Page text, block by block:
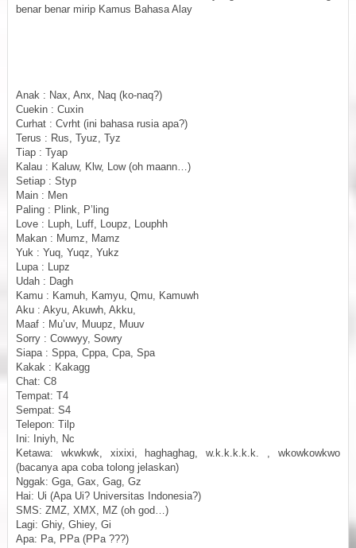
benar benar mirip Kamus Bahasa Alay
Anak : Nax, Anx, Naq (ko-naq?)
Cuekin : Cuxin
Curhat : Cvrht (ini bahasa rusia apa?)
Terus : Rus, Tyuz, Tyz
Tiap : Tyap
Kalau : Kaluw, Klw, Low (oh maann…)
Setiap : Styp
Main : Men
Paling : Plink, P’ling
Love : Luph, Luff, Loupz, Louphh
Makan : Mumz, Mamz
Yuk : Yuq, Yuqz, Yukz
Lupa : Lupz
Udah : Dagh
Kamu : Kamuh, Kamyu, Qmu, Kamuwh
Aku : Akyu, Akuwh, Akku,
Maaf : Mu’uv, Muupz, Muuv
Sorry : Cowwyy, Sowry
Siapa : Sppa, Cppa, Cpa, Spa
Kakak : Kakagg
Chat: C8
Tempat: T4
Sempat: S4
Telepon: Tilp
Ini: Iniyh, Nc
Ketawa: wkwkwk, xixixi, haghaghag, w.k.k.k.k.k. , wkowkowkwo
(bacanya apa coba tolong jelaskan)
Nggak: Gga, Gax, Gag, Gz
Hai: Ui (Apa Ui? Universitas Indonesia?)
SMS: ZMZ, XMX, MZ (oh god…)
Lagi: Ghiy, Ghiey, Gi
Apa: Pa, PPa (PPa ???)